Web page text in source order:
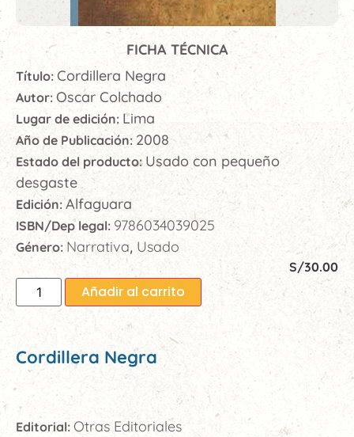
FICHA TÉCNICA
Título: Cordillera Negra
Autor: Oscar Colchado
Lugar de edición: Lima
Año de Publicación: 2008
Estado del producto: Usado con pequeño
desgaste
Edición:Alfaguara
ISBN/Dep legal: 9786034039025
Género: Narrativa, Usado
S/30.00
Añadir al carrito
Cordillera Negra
Editorial: Otras Editoriales